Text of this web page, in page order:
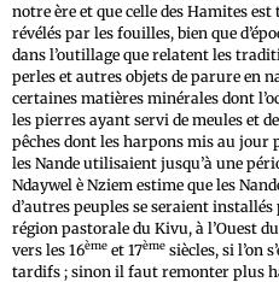
notre ère et que celle des Hamites est
révélés par les fouilles, bien que
dans l’outillage que relatent les
perles et autres objets de parure en
certaines matières minérales dont
les pierres ayant servi de meules et
pêches dont les harpons mis au jour
les Nande utilisaient jusqu’à une
Ndaywel è Nziem estime que les
d’autres peuples se seraient
région pastorale du Kivu, à l’Ouest
vers les 16ème et 17ème siècles, si l’on
tardifs ; sinon il faut remonter plus